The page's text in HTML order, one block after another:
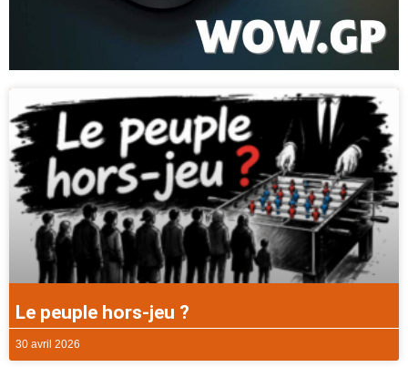
Le peuple hors-jeu ?
30 avril 2026